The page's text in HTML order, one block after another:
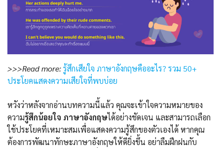
>>>Read more:รู้สึกเสียใจ ภาษาอังกฤษคืออะไร? รวม 50+
ประโยคแสดงความเสียใจที่พบบ่อย
หวังว่าหลังจากอ่านบทความนี้แล้ว คุณจะเข้าใจความหมายของ
ความรู้สึกน้อยใจ ภาษาอังกฤษได้อย่างชัดเจน และสามารถเลือก
ใช้ประโยคที่เหมาะสมเพื่อแสดงความรู้สึกของตัวเองได้ หากคุณ
ต้องการพัฒนาทักษะภาษาอังกฤษให้ดียิ่งขึ้น อย่าลืมฝึกฝนกับ